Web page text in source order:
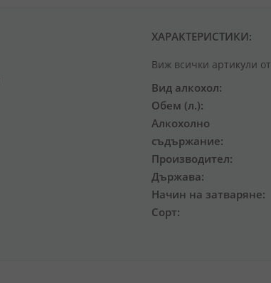
ХАРАКТЕРИСТИКИ:
Виж всички артикули от
Вид алкохол
Обем (л.)
Алкохолно
съдържание
Производител
Държава
Начин на затваряне
Сорт